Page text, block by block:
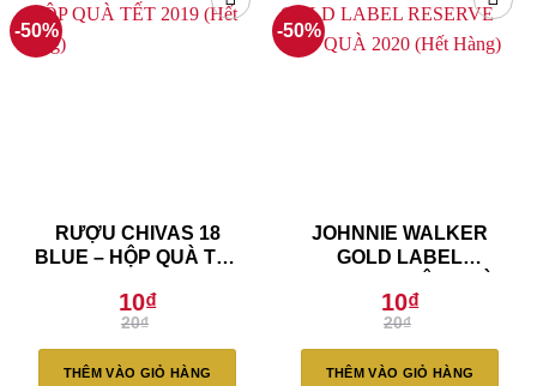
-50%
RƯỢU CHIVAS 18
BLUE – HỘP QUÀ TẾT
20₫
là:
10₫
tại
THÊM VÀO GIỎ HÀNG
-50%
JOHNNIE WALKER
GOLD LABEL
2020 (Hết Hàng)
20₫
là:
10₫
tại
THÊM VÀO GIỎ HÀNG